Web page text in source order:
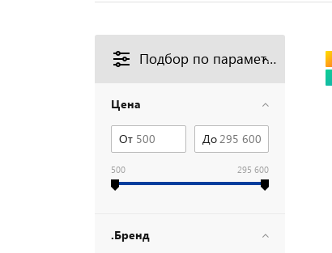
Подбор по параметрам
Цена
От До
500 295 600
.Бренд